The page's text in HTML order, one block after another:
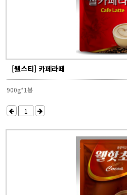
[웰스티] 카페라떼
900g*1봉